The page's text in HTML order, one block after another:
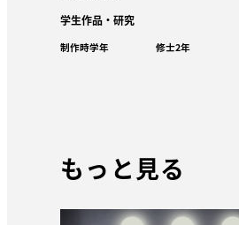
学生作品・研究
制作時学年 修士2年
もっと見る